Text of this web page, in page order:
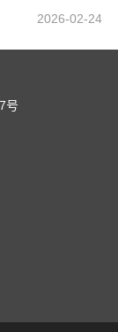
2026-02-24
号